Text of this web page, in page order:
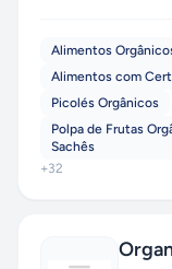
Alimentos
Alimentos com
Picolés Orgânicos
Polpa de Frutas
Sachês
+32